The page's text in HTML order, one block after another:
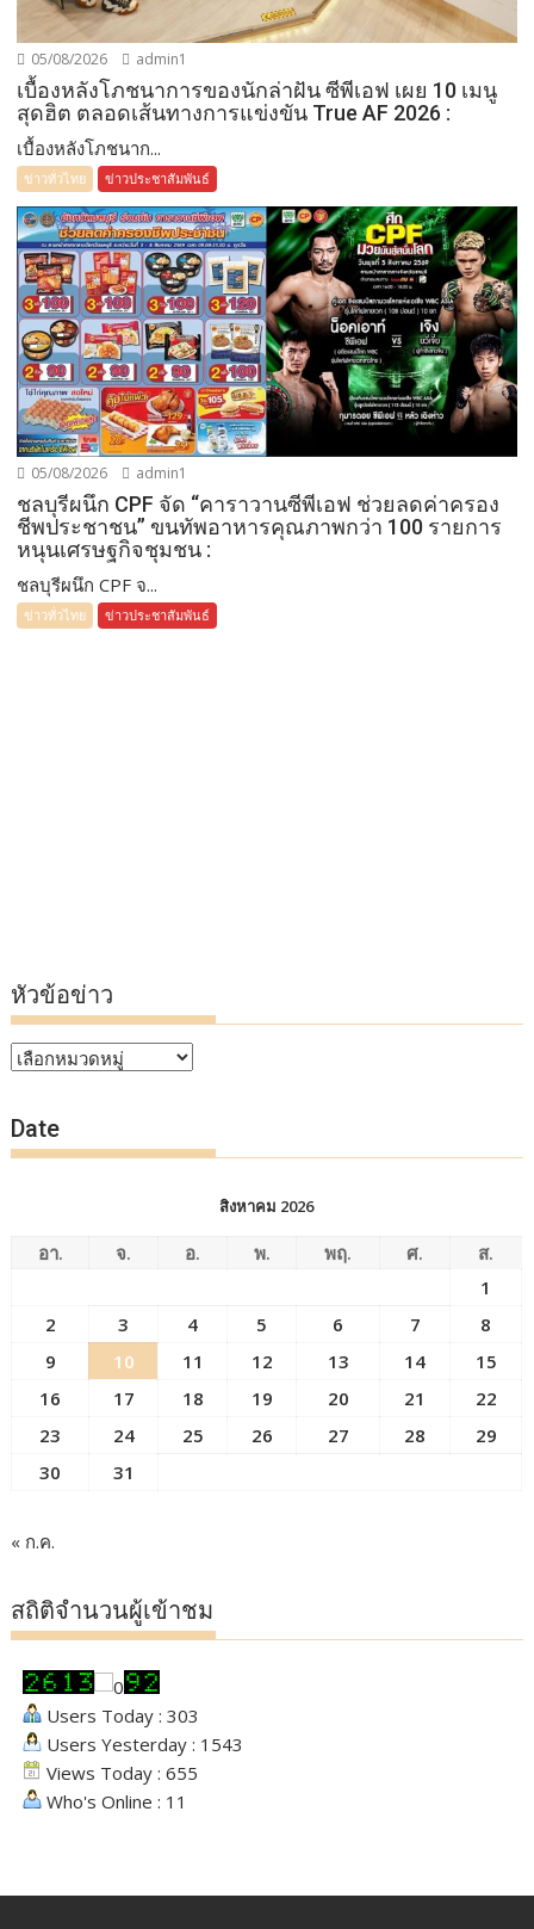
05/08/2026 admin1
เบื้องหลังโภชนาการของนักล่าฝัน ซีพีเอฟ เผย 10 เมนู
สุดฮิต ตลอดเส้นทางการแข่งขัน True AF 2026 :
เบื้องหลังโภชนาก...
ข่าวทั่วไทย ข่าวประชาสัมพันธ์
05/08/2026 admin1
ชลบุรีผนึก CPF จัด “คาราวานซีพีเอฟ ช่วยลดค่าครอง
ชีพประชาชน” ขนทัพอาหารคุณภาพกว่า 100 รายการ
หนุนเศรษฐกิจชุมชน :
ชลบุรีผนึก CPF จ...
ข่าวทั่วไทย ข่าวประชาสัมพันธ์
หัวข้อข่าว
หัวข้อ
Date
สิงหาคม 2026
อา. จ. อ. พ. พฤ. ศ.
ส.
1
2
3 4 5 6 7
8
9
10 11 12 13 14
15
16
17 18 19 20 21
22
23
24 25 26 27 28
29
30
31
« ก.ค.
สถิติจำนวนผู้เข้าชม
Users Today : 303
Users Yesterday : 1543
Views Today : 655
Who's Online : 11